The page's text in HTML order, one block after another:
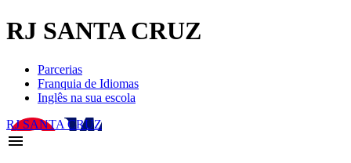
RJ SANTA CRUZ
Parcerias
Franquia de Idiomas
Inglês na sua escola
RJ SANTA CRUZ
menu